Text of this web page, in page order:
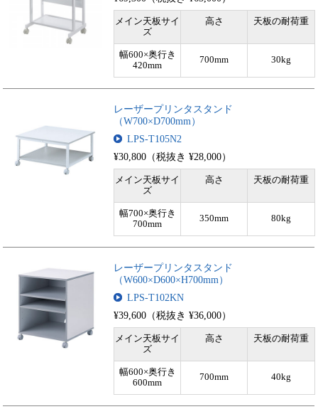
メイン天板サイ
ズ
高さ 天板の耐荷重
幅600×奥行き
420mm
700mm 30kg
レーザープリンタスタンド
（W700×D700mm）
LPS-T105N2
¥30,800（税抜き ¥28,000）
メイン天板サイ
ズ
高さ 天板の耐荷重
幅700×奥行き
700mm
350mm 80kg
レーザープリンタスタンド
（W600×D600×H700mm）
LPS-T102KN
¥39,600（税抜き ¥36,000）
メイン天板サイ
ズ
高さ 天板の耐荷重
幅600×奥行き
600mm
700mm 40kg